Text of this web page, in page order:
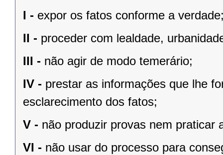
I - expor os fatos conforme a
II - proceder com lealdade,
III - não agir de modo temerário;
IV - prestar as informações que lhe
esclarecimento dos fatos;
V - não produzir provas nem praticar
VI - não usar do processo para